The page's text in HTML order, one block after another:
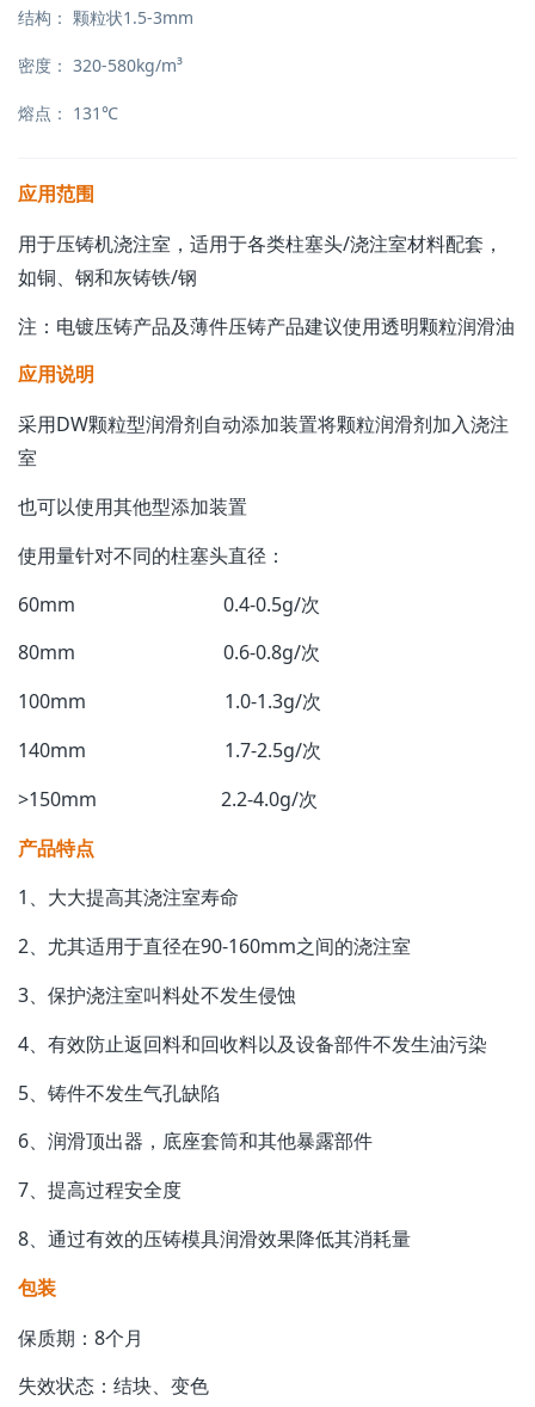
结构： 颗粒状1.5-3mm
密度： 320-580kg/m³
熔点： 131℃
应用范围
用于压铸机浇注室，适用于各类柱塞头/浇注室材料配套，
如铜、钢和灰铸铁/钢
注：电镀压铸产品及薄件压铸产品建议使用透明颗粒润滑油
应用说明
采用DW颗粒型润滑剂自动添加装置将颗粒润滑剂加入浇注
室
也可以使用其他型添加装置
使用量针对不同的柱塞头直径：
60mm 0.4-0.5g/次
80mm 0.6-0.8g/次
100mm 1.0-1.3g/次
140mm 1.7-2.5g/次
>150mm 2.2-4.0g/次
产品特点
1、大大提高其浇注室寿命
2、尤其适用于直径在90-160mm之间的浇注室
3、保护浇注室叫料处不发生侵蚀
4、有效防止返回料和回收料以及设备部件不发生油污染
5、铸件不发生气孔缺陷
6、润滑顶出器，底座套筒和其他暴露部件
7、提高过程安全度
8、通过有效的压铸模具润滑效果降低其消耗量
包装
保质期：8个月
失效状态：结块、变色